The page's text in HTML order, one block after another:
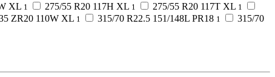
XL 1 275/55 R20 117H XL 1 275/55 R20 117T XL 1
ZR20 110W XL 1 315/70 R22.5 151/148L PR18 1
315/70